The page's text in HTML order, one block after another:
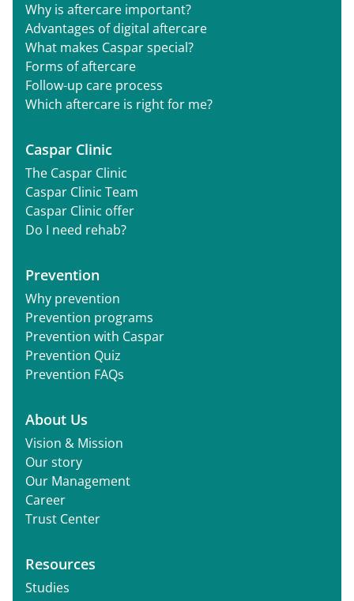
Why is aftercare important?
Advantages of digital aftercare
What makes Caspar special?
Forms of aftercare
Follow-up care process
Which aftercare is right for me?
Caspar Clinic
The Caspar Clinic
Caspar Clinic Team
Caspar Clinic offer
Do I need rehab?
Prevention
Why prevention
Prevention programs
Prevention with Caspar
Prevention Quiz
Prevention FAQs
About Us
Vision & Mission
Our story
Our Management
Career
Trust Center
Resources
Studies